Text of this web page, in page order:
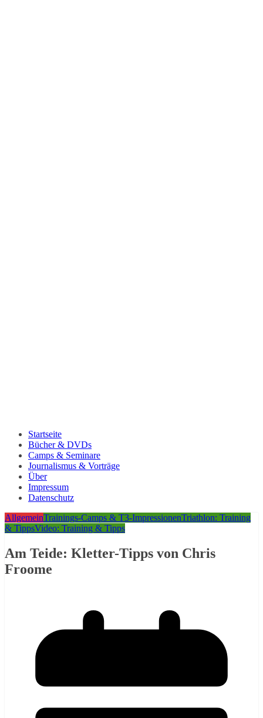
Startseite
Bücher & DVDs
Camps & Seminare
Journalismus & Vorträge
Über
Impressum
Datenschutz
AllgemeinTrainings-Camps & T3-ImpressionenTriathlon: Training
& TippsVideo: Training & Tipps
Am Teide: Kletter-Tipps von Chris
Froome